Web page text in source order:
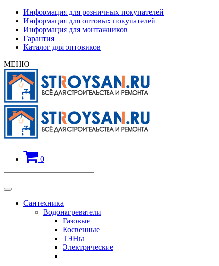
Информация для розничных покупателей
Информация для оптовых покупателей
Информация для монтажников
Гарантия
Каталог для оптовиков
МЕНЮ
0
Сантехника
Водонагреватели
Газовые
Косвенные
ТЭНы
Электрические